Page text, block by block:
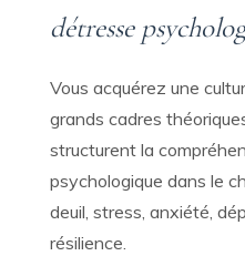
détresse
Vous acquérez une
grands cadres
structurent la
psychologique dans le
deuil, stress, anxiété,
résilience.